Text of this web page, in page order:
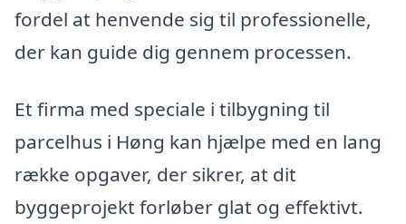
fordel at henvende sig til professionelle,
der kan guide dig gennem processen.
Et firma med speciale i tilbygning til
parcelhus i Høng kan hjælpe med en lang
række opgaver, der sikrer, at dit
byggeprojekt forløber glat og effektivt.